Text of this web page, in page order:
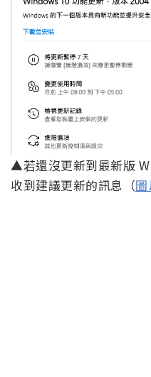
▲若還沒更新到最新版
收到建議更新的訊息（